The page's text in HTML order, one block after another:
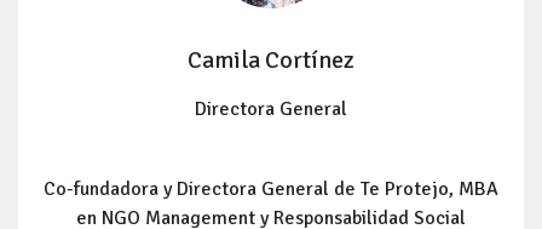
Camila Cortínez
Directora General
Co-fundadora y Directora General de Te Protejo, MBA
en NGO Management y Responsabilidad Social